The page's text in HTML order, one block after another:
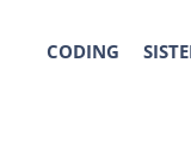
CODING